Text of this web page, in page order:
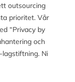
outsourcing
prioritet. Vår
“Privacy by
och
lagstiftning. Ni